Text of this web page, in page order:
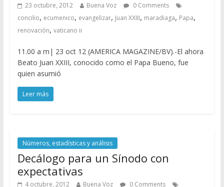
23 octubre, 2012 Buena Voz
0 Comments
concilio, ecumenico, evangelizar, Juan XXIII, maradiaga, Papa,
renovación, vaticano ii
11.00 a m| 23 oct 12 (AMERICA MAGAZINE/BV).-El ahora
Beato Juan XXIII, conocido como el Papa Bueno, fue
quien asumió
Leer más
Números, estadísticas y análisis
Decálogo para un Sínodo con
expectativas
4 octubre, 2012 Buena Voz 0 Comments